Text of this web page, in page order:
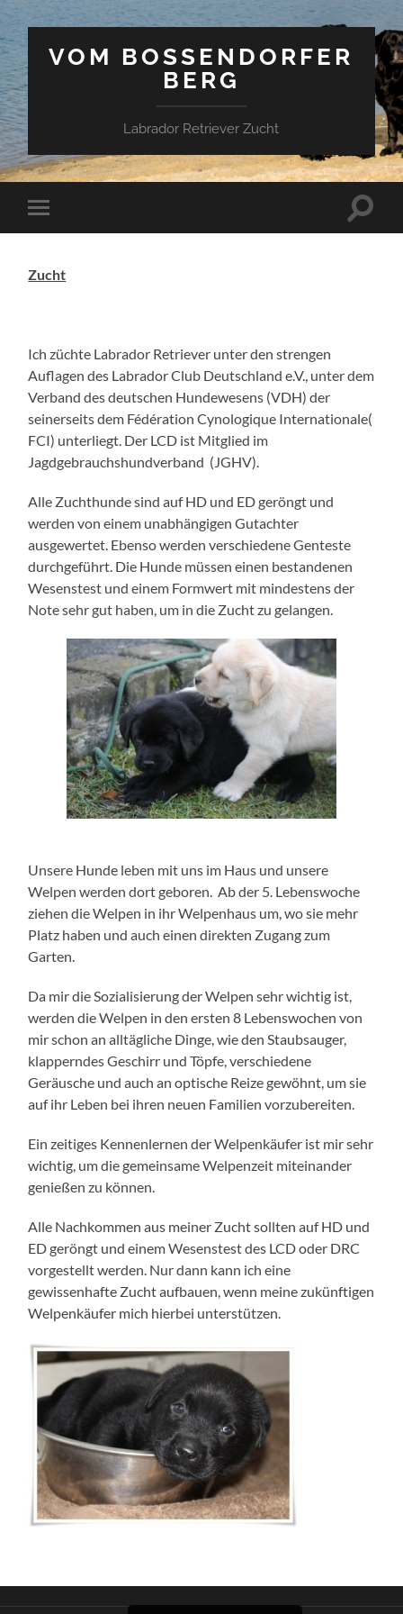
VOM BOSSENDORFER
BERG
Labrador Retriever Zucht
Mobile-
Menü
Zucht
Ich züchte Labrador Retriever unter den strengen
Auflagen des Labrador Club Deutschland e.V., unter dem
Verband des deutschen Hundewesens (VDH) der
seinerseits dem Fédération Cynologique Internationale(
FCI) unterliegt. Der LCD ist Mitglied im
Jagdgebrauchshundverband (JGHV).
Alle Zuchthunde sind auf HD und ED geröngt und
werden von einem unabhängigen Gutachter
ausgewertet. Ebenso werden verschiedene Genteste
durchgeführt. Die Hunde müssen einen bestandenen
Wesenstest und einem Formwert mit mindestens der
Note sehr gut haben, um in die Zucht zu gelangen.
Unsere Hunde leben mit uns im Haus und unsere
Welpen werden dort geboren. Ab der 5. Lebenswoche
ziehen die Welpen in ihr Welpenhaus um, wo sie mehr
Platz haben und auch einen direkten Zugang zum
Garten.
Da mir die Sozialisierung der Welpen sehr wichtig ist,
werden die Welpen in den ersten 8 Lebenswochen von
mir schon an alltägliche Dinge, wie den Staubsauger,
klapperndes Geschirr und Töpfe, verschiedene
Geräusche und auch an optische Reize gewöhnt, um sie
auf ihr Leben bei ihren neuen Familien vorzubereiten.
Ein zeitiges Kennenlernen der Welpenkäufer ist mir sehr
wichtig, um die gemeinsame Welpenzeit miteinander
genießen zu können.
Alle Nachkommen aus meiner Zucht sollten auf HD und
ED geröngt und einem Wesenstest des LCD oder DRC
vorgestellt werden. Nur dann kann ich eine
gewissenhafte Zucht aufbauen, wenn meine zukünftigen
Welpenkäufer mich hierbei unterstützen.